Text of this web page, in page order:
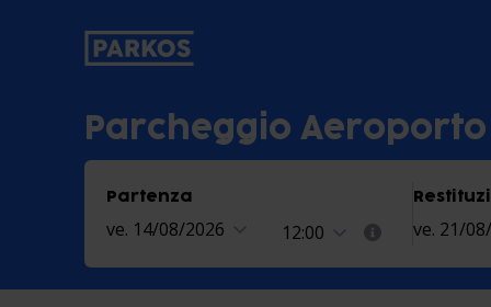
Parcheggio Aeroporto
Partenza
ve. 14/08/2026 12:00 ve. 21/